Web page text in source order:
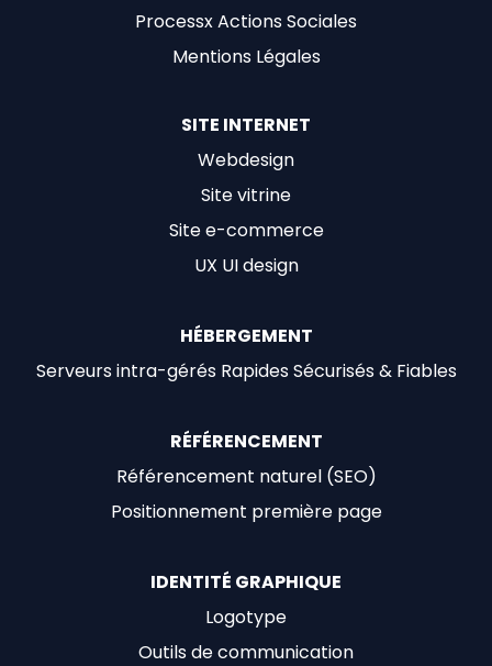
Processx Actions Sociales
Mentions Légales
SITE INTERNET
Webdesign
Site vitrine
Site e-commerce
UX UI design
HÉBERGEMENT
Serveurs intra-gérés Rapides Sécurisés & Fiables
RÉFÉRENCEMENT
Référencement naturel (SEO)
Positionnement première page
IDENTITÉ GRAPHIQUE
Logotype
Outils de communication